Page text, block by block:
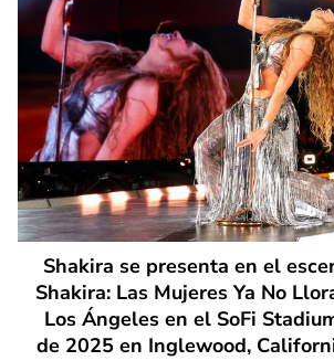
Shakira se presenta en el
Shakira: Las Mujeres Ya No
Los Ángeles en el SoFi
de 2025 en Inglewood,